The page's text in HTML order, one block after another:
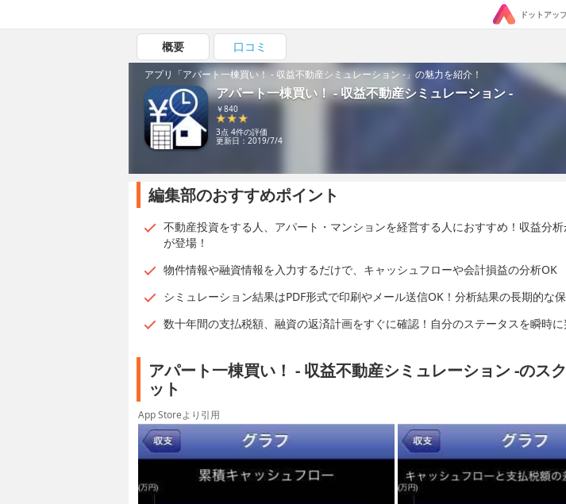
ドットアッ
概要 口コミ
アプリ「アパート一棟買い！ - 収益不動産シミュレーション -」の魅力を紹介！
アパート一棟買い！ - 収益不動産シミュレーション -
￥840
3点 4件の評価
更新日：2019/7/4
編集部のおすすめポイント
不動産投資をする人、アパート・マンションを経営する人におすすめ！収益分析
が登場！
物件情報や融資情報を入力するだけで、キャッシュフローや会計損益の分析OK
シミュレーション結果はPDF形式で印刷やメール送信OK！分析結果の長期的な
数十年間の支払税額、融資の返済計画をすぐに確認！自分のステータスを瞬時に
アパート一棟買い！ - 収益不動産シミュレーション -のス
ット
App Storeより引用